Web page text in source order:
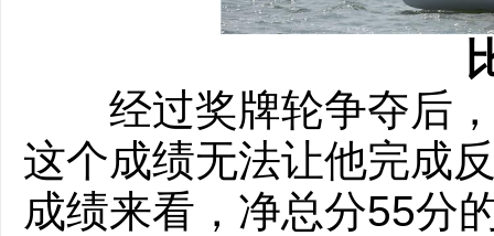
经过奖牌轮争夺后，
这个成绩无法让他完成
成绩来看，净总分55分